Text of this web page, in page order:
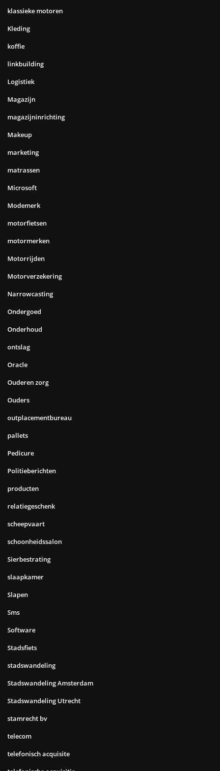
klassieke motoren
Kleding
koffie
linkbuilding
Logistiek
Magazijn
magazijninrichting
Makeup
marketing
matrassen
Microsoft
Modemerk
motorfietsen
motormerken
Motorrijden
Motorverzekering
Narrowcasting
Ondergoed
Onderhoud
ontslag
Oracle
Ouderen zorg
Ouders
outplacementbureau
pallets
Pedicure
Politieberichten
producten
relatiegeschenk
scheepvaart
schoonheidssalon
Sierbestrating
slaapkamer
Slapen
Sms
Software
Stadsfiets
stadswandeling
Stadswandeling Amsterdam
Stadswandeling Utrecht
stamrecht bv
telecom
telefonisch acquisite